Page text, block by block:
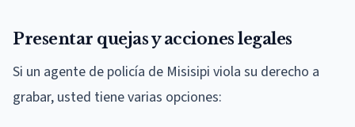
Presentar quejas y acciones legales
Si un agente de policía de Misisipi viola su derecho a
grabar, usted tiene varias opciones: